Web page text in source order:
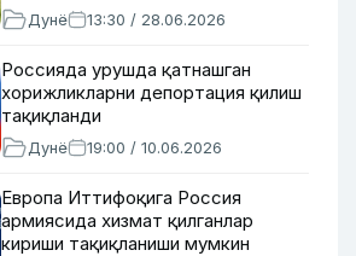
Дунё 13:30 / 28.06.2026
Россияда урушда қатнашган
хорижликларни депортация қилиш
тақиқланди
Дунё 19:00 / 10.06.2026
Европа Иттифоқига Россия
армиясида хизмат қилганлар
кириши тақиқланиши мумкин